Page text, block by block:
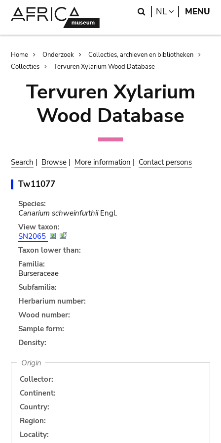
Search
NL LANGUAGE
MENU
Breadcrumb
Home Onderzoek
Collecties, archieven en bibliotheken
Collecties
Tervuren Xylarium Wood Database
Tervuren Xylarium
Wood Database
Search | Browse | More information | Contact persons
Tw11077
Species:
Canarium schweinfurthiiEngl.
View taxon:
SN2065
Taxon lower than:
Familia:
Burseraceae
Subfamilia:
Herbarium number:
Wood number:
Sample form:
Density:
Origin
Collector:
Continent:
Country:
Region:
Locality: